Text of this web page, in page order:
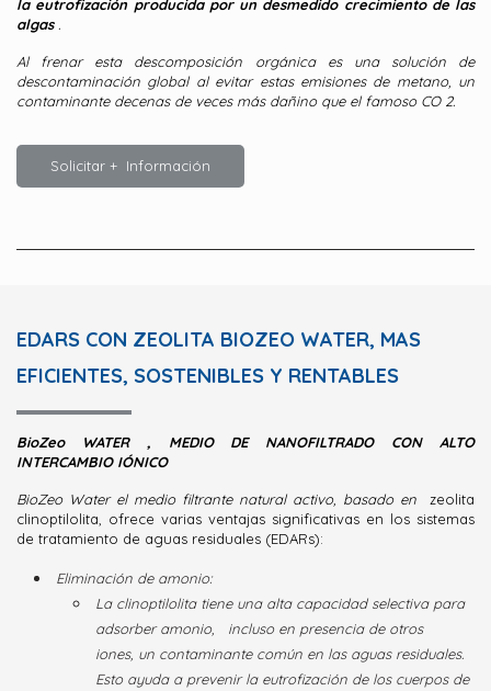
la eutrofización producida por un desmedido crecimiento de las
algas.
Al frenar esta descomposición orgánica es una solución de
descontaminación global al evitar estas emisiones de metano, un
contaminante decenas de veces más dañino que el famoso CO 2.
Solicitar + Información
EDARS CON ZEOLITA BIOZEO WATER, MAS
EFICIENTES, SOSTENIBLES Y RENTABLES
BioZeo WATER , MEDIO DE NANOFILTRADO CON ALTO
INTERCAMBIO IÓNICO
BioZeo Water el medio filtrante natural activo, basado en
zeolita
clinoptilolita, ofrece varias ventajas significativas en los sistemas
de tratamiento de aguas residuales (EDARs):
Eliminación de amonio:
La clinoptilolita tiene una alta capacidad selectiva para
adsorber amonio,
incluso en presencia de otros
iones, un contaminante común en las aguas residuales.
Esto ayuda a prevenir la eutrofización de los cuerpos de